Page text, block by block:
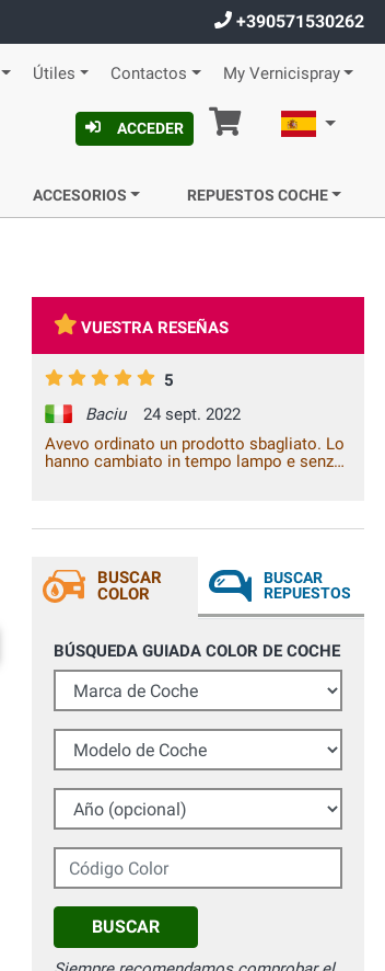
+390571530262
Útiles Contactos My Vernicispray
ACCEDER Cesta Español
ACCESORIOS REPUESTOS COCHE
VUESTRA RESEÑAS
5
Baciu
24 sept. 2022
Avevo ordinato un prodotto sbagliato. Lo
hanno cambiato in tempo lampo e senza
BUSCAR
COLOR
BUSCAR
REPUESTOS
BÚSQUEDA GUIADA COLOR DE COCHE
Marca de Coche
Modelo de Coche
Año (opcional)
Código Color
BUSCAR